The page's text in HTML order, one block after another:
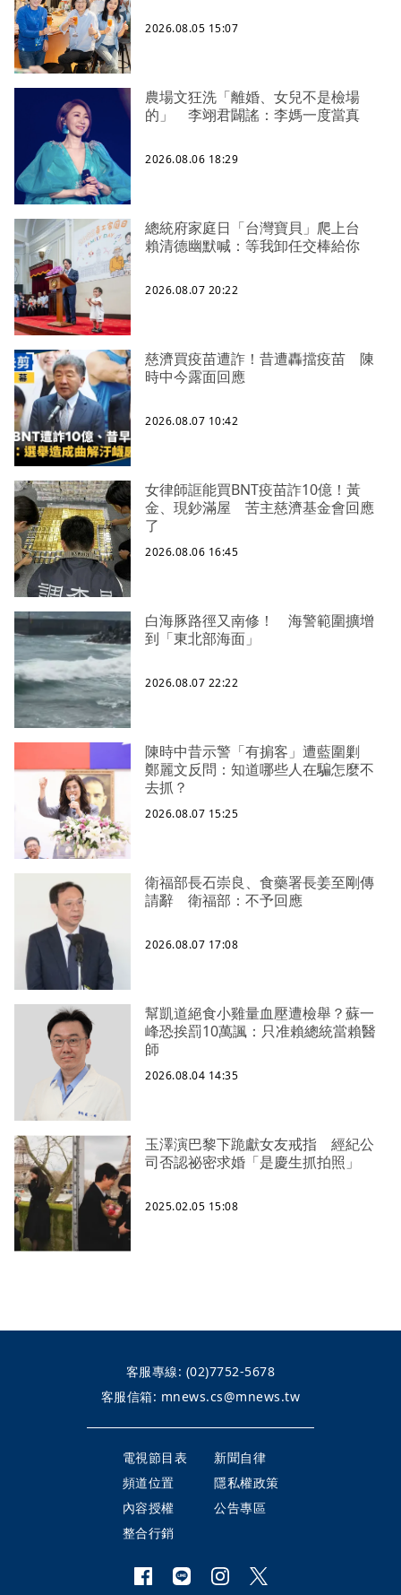
2026.08.05 15:07
農場文狂洗「離婚、女兒不是檢場
的」 李翊君闢謠：李媽一度當真
2026.08.06 18:29
總統府家庭日「台灣寶貝」爬上台
賴清德幽默喊：等我卸任交棒給你
2026.08.07 20:22
慈濟買疫苗遭詐！昔遭轟擋疫苗 陳
時中今露面回應
2026.08.07 10:42
女律師誆能買BNT疫苗詐10億！黃
金、現鈔滿屋 苦主慈濟基金會回應
了
2026.08.06 16:45
白海豚路徑又南修！ 海警範圍擴增
到「東北部海面」
2026.08.07 22:22
陳時中昔示警「有掮客」遭藍圍剿
鄭麗文反問：知道哪些人在騙怎麼不
去抓？
2026.08.07 15:25
衛福部長石崇良、食藥署長姜至剛傳
請辭 衛福部：不予回應
2026.08.07 17:08
幫凱道絕食小雞量血壓遭檢舉？蘇一
峰恐挨罰10萬諷：只准賴總統當賴醫
師
2026.08.04 14:35
玉澤演巴黎下跪獻女友戒指 經紀公
司否認祕密求婚「是慶生抓拍照」
2025.02.05 15:08
客服專線: (02)7752-5678
客服信箱: mnews.cs@mnews.tw
電視節目表
新聞自律
頻道位置
隱私權政策
內容授權
公告專區
整合行銷